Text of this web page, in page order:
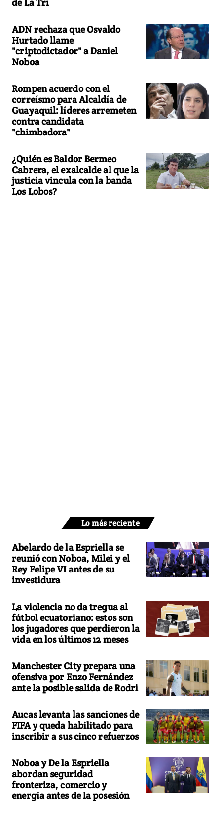
de La Tri
ADN rechaza que Osvaldo
Hurtado llame
"criptodictador" a Daniel
Noboa
Rompen acuerdo con el
correísmo para Alcaldía de
Guayaquil: líderes arremeten
contra candidata
"chimbadora"
¿Quién es Baldor Bermeo
Cabrera, el exalcalde al que la
justicia vincula con la banda
Los Lobos?
Lo más reciente
Abelardo de la Espriella se
reunió con Noboa, Milei y el
Rey Felipe VI antes de su
investidura
La violencia no da tregua al
fútbol ecuatoriano: estos son
los jugadores que perdieron la
vida en los últimos 12 meses
Manchester City prepara una
ofensiva por Enzo Fernández
ante la posible salida de Rodri
Aucas levanta las sanciones de
FIFA y queda habilitado para
inscribir a sus cinco refuerzos
Noboa y De la Espriella
abordan seguridad
fronteriza, comercio y
energía antes de la posesión